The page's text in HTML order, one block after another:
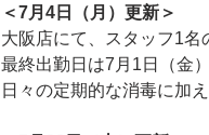
＜7月4日（月）更新＞
大阪店にて、スタッフ1名
最終出勤日は7月1日（金
日々の定期的な消毒に加